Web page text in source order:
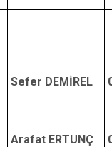
Sefer DEMİREL
Arafat ERTUNÇ